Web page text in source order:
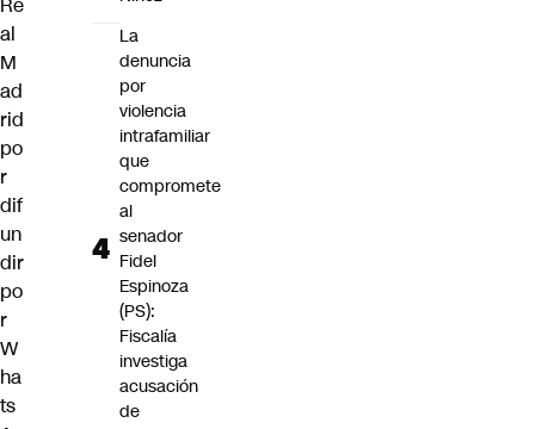
al
M
ad
rid
po
r
dif
un
dir
po
r
W
ha
ts
La
denuncia
por
violencia
intrafamiliar
que
compromete
al
senador
Fidel
Espinoza
(PS):
Fiscalía
investiga
acusación
de